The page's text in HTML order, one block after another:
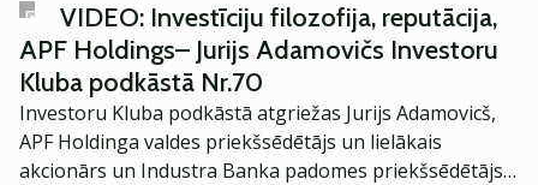
VIDEO: Investīciju filozofija, reputācija,
APF Holdings– Jurijs Adamovičs Investoru
Kluba podkāstā Nr.70
Investoru Kluba podkāstā atgriežas Jurijs Adamovicš,
APF Holdinga valdes priekšsēdētājs un lielākais
akcionārs un Industra Banka padomes priekšsēdētājs,